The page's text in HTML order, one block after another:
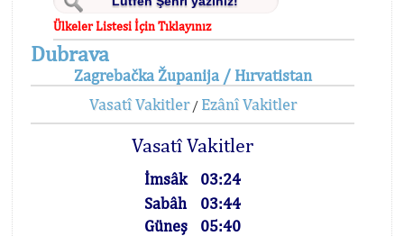
Ülkeler Listesi İçin Tıklayınız
Dubrava
Zagrebačka Županija / Hırvatistan
Vasatî Vakitler/ Ezânî Vakitler
Vasatî Vakitler
İmsâk
03:24
Sabâh
03:44
Güneş
05:40